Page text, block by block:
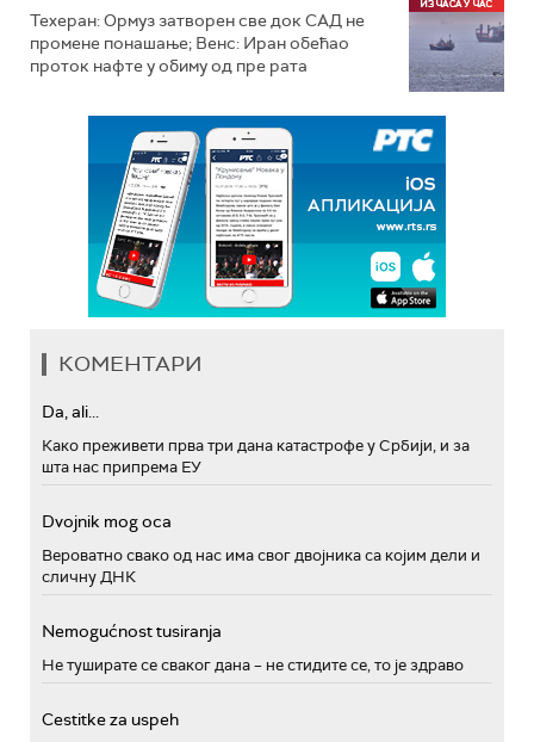
Техеран: Ормуз затворен све док САД не
промене понашање; Венс: Иран обећао
проток нафте у обиму од пре рата
КОМЕНТАРИ
Da, ali...
Како преживети прва три дана катастрофе у Србији, и за
шта нас припрема ЕУ
Dvojnik mog oca
Вероватно свако од нас има свог двојника са којим дели и
сличну ДНК
Nemogućnost tusiranja
Не туширате се сваког дана – не стидите се, то је здраво
Cestitke za uspeh